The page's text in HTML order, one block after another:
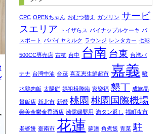
CPC OPENちゃん おむつ替え ガソリン サービ
スエリア
トイザらス パイナップルケーキ パ
スポート パパイヤミルク ラウンジ レンタカー 七彩
500CC専売店 古杭 台中 台南 台東 台湾バ
ナナ 台灣中油 台茂 喜互恵生鮮超市 嘉義 噴
水鶏肉飯 太陽餅 媽祖様降臨 家樂福 懇丁 成旅晶
賛飯店 新北市 新營 桃園 桃園国際機場
榮美金鬱金香酒店 泑儒婦嬰用 満タン返し 福町夜市
老婆餅 臺南市 花蓮 蘇澳 角煮飯 青菜 駐